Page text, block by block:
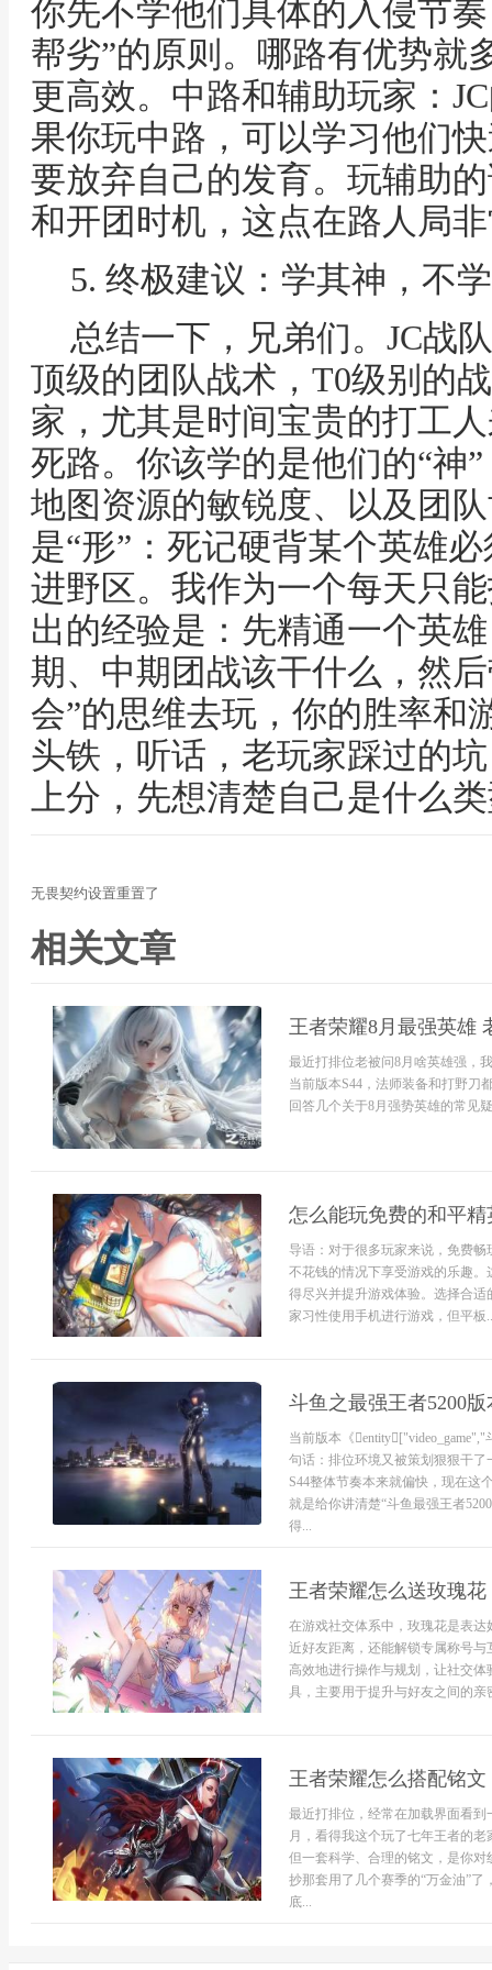
你先不学他们具体的入侵节
帮劣”的原则。哪路有优势就
更高效。中路和辅助玩家：
果你玩中路，可以学习他们
要放弃自己的发育。玩辅助
和开团时机，这点在路人局
5. 终极建议：学其神，不
总结一下，兄弟们。JC战
顶级的团队战术，T0级别的
家，尤其是时间宝贵的打工
死路。你该学的是他们的“神
地图资源的敏锐度、以及团
是“形”：死记硬背某个英雄
进野区。我作为一个每天只
出的经验是：先精通一个英
期、中期团战该干什么，然
会”的思维去玩，你的胜率和
头铁，听话，老玩家踩过的
上分，先想清楚自己是什么
无畏契约设置重置了
相关文章
王者荣耀8月最强英雄
最近打排位老被问8月啥英雄强，
当前版本S44，法师装备和打野刀
回答几个关于8月强势英雄的常见
怎么能玩免费的和平精
导语：对于很多玩家来说，免费
不花钱的情况下享受游戏的乐趣
得尽兴并提升游戏体验。选择合
家习性使用手机进行游戏，但平板
斗鱼之最强王者5200
当前版本《
句话：排位环境又被策划狠狠干
S44整体节奏本来就偏快，现在这
就是给你讲清楚“斗鱼最强王者
得...
王者荣耀怎么送玫瑰花
在游戏社交体系中，玫瑰花是表
近好友距离，还能解锁专属称号
高效地进行操作与规划，让社交
具，主要用于提升与好友之间的亲
王者荣耀怎么搭配铭
最近打排位，经常在加载界面看
月，看得我这个玩了七年王者的
但一套科学、合理的铭文，是你
抄那套用了几个赛季的“万金油”
底...